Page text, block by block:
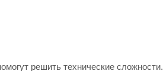
решить технические сложности.